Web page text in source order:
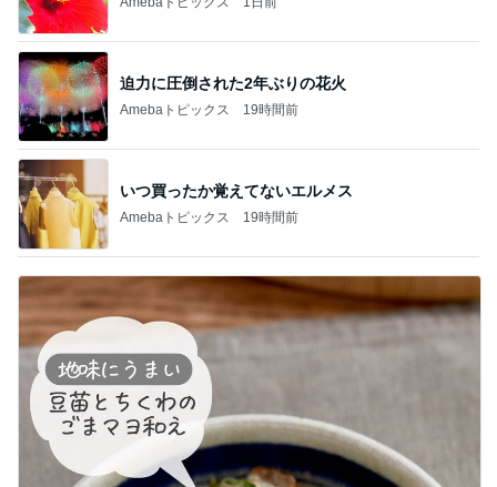
迫力に圧倒された2年ぶりの花火
Amebaトピックス 19時間前
いつ買ったか覚えてないエルメス
Amebaトピックス 19時間前